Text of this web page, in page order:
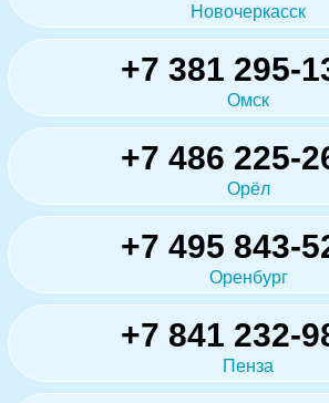
Новочеркасск
+7 381 295-
Омск
+7 486 225-
Орёл
+7 495 843-
Оренбург
+7 841 232-
Пенза